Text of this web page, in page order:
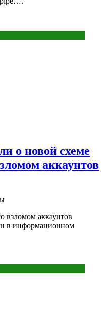
о новой схеме
аккаунтов
взломом аккаунтов
в информационном